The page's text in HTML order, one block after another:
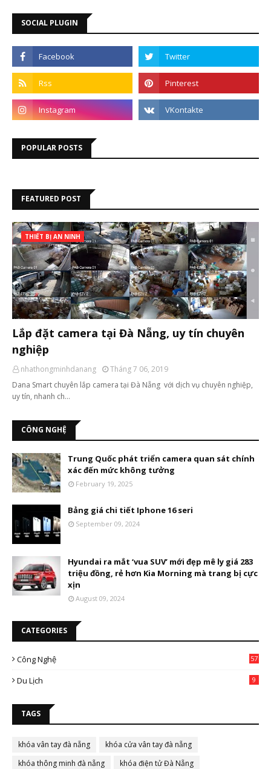
SOCIAL PLUGIN
POPULAR POSTS
FEATURED POST
THIẾT BỊ AN NINH
Lắp đặt camera tại Đà Nẵng, uy tín chuyên
nghiệp
nhathongminhdanang
Tháng 7 06, 2019
Dana Smart chuyên lắp camera tại Đà Nẵng với dịch vụ chuyên nghiệp,
uy tín, nhanh ch…
CÔNG NGHỆ
Trung Quốc phát triển camera quan sát chính
xác đến mức không tưởng
February 19, 2025
Bảng giá chi tiết Iphone 16 seri
September 09, 2024
Hyundai ra mắt ‘vua SUV’ mới đẹp mê ly giá 283
triệu đồng, rẻ hơn Kia Morning mà trang bị cực
xịn
August 09, 2024
CATEGORIES
Công Nghệ 57
Du Lịch 9
TAGS
khóa vân tay đà nẵng
khóa cửa vân tay đà nẵng
khóa thông minh đà nẵng
khóa điện tử Đà Nẵng